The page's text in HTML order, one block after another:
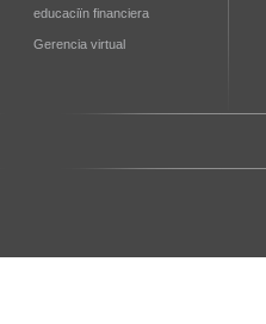
educaciïn financiera
Gerencia virtual